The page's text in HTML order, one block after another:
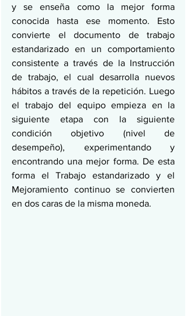
y se enseña como la mejor forma
conocida hasta ese momento. Esto
convierte el documento de trabajo
estandarizado en un comportamiento
consistente a través de la Instrucción
de trabajo, el cual desarrolla nuevos
hábitos a través de la repetición. Luego
el trabajo del equipo empieza en la
siguiente etapa con la siguiente
condición objetivo (nivel de
desempeño), experimentando y
encontrando una mejor forma. De esta
forma el Trabajo estandarizado y el
Mejoramiento continuo se convierten
en dos caras de la misma moneda.